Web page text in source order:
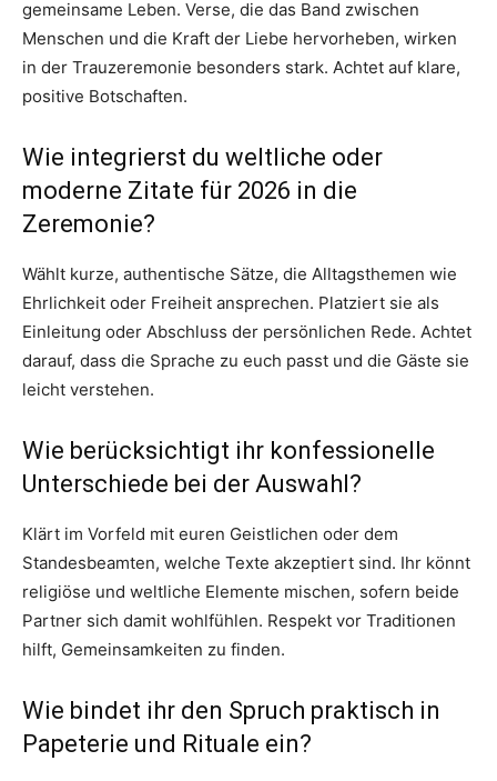
gemeinsame Leben. Verse, die das Band zwischen
Menschen und die Kraft der Liebe hervorheben, wirken
in der Trauzeremonie besonders stark. Achtet auf klare,
positive Botschaften.
Wie integrierst du weltliche oder
moderne Zitate für 2026 in die
Zeremonie?
Wählt kurze, authentische Sätze, die Alltagsthemen wie
Ehrlichkeit oder Freiheit ansprechen. Platziert sie als
Einleitung oder Abschluss der persönlichen Rede. Achtet
darauf, dass die Sprache zu euch passt und die Gäste sie
leicht verstehen.
Wie berücksichtigt ihr konfessionelle
Unterschiede bei der Auswahl?
Klärt im Vorfeld mit euren Geistlichen oder dem
Standesbeamten, welche Texte akzeptiert sind. Ihr könnt
religiöse und weltliche Elemente mischen, sofern beide
Partner sich damit wohlfühlen. Respekt vor Traditionen
hilft, Gemeinsamkeiten zu finden.
Wie bindet ihr den Spruch praktisch in
Papeterie und Rituale ein?